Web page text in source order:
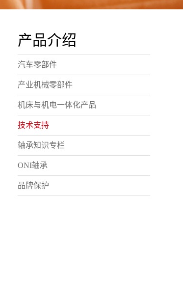
产品介绍
汽车零部件
产业机械零部件
机床与机电一体化产品
技术支持
轴承知识专栏
ONI轴承
品牌保护